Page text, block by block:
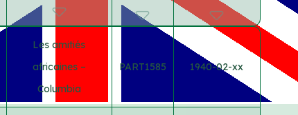
Les amitiés
africaines –
Columbia
PART1585 1940-02-xx